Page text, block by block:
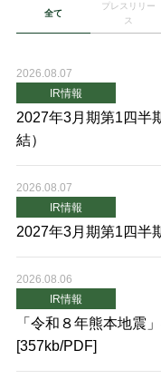
全て
プレスリリー
ス
2026.08.07
IR情報
2027年3月期第1四半
結）
2026.08.07
IR情報
2027年3月期第1四半
2026.08.06
IR情報
「令和８年熊本地震
[357kb/PDF]